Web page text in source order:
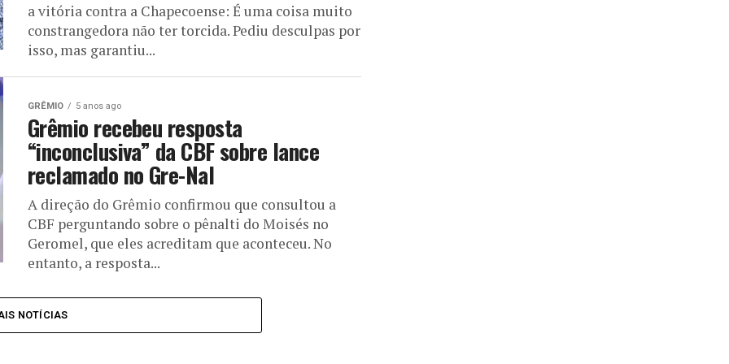
a vitória contra a Chapecoense: É uma coisa muito
constrangedora não ter torcida. Pediu desculpas por
isso, mas garantiu...
GRÊMIO 5 anos ago
Grêmio recebeu resposta
“inconclusiva” da CBF sobre lance
reclamado no Gre-Nal
A direção do Grêmio confirmou que consultou a
CBF perguntando sobre o pênalti do Moisés no
Geromel, que eles acreditam que aconteceu. No
entanto, a resposta...
NOTÍCIAS